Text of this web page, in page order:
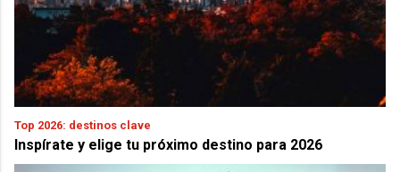
Top 2026: destinos clave
Inspírate y elige tu próximo destino para 2026